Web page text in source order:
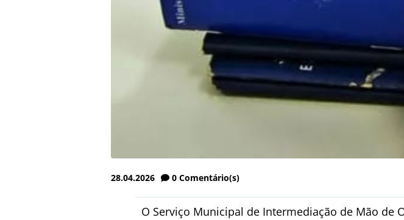
28.04.2026 0 Comentário(s)
O Serviço Municipal de Intermediação de Mão de